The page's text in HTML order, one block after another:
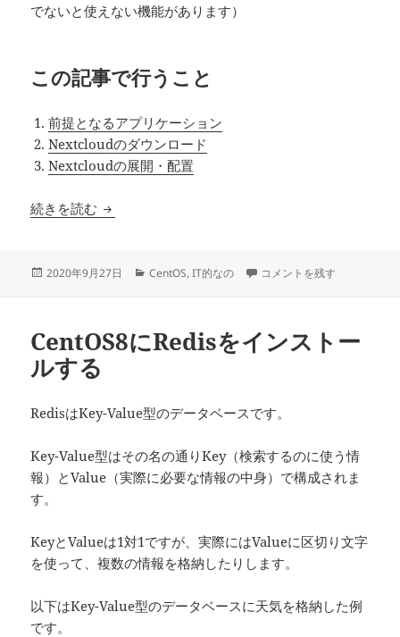
でないと使えない機能があります）
この記事で行うこと
前提となるアプリケーション
Nextcloudのダウンロード
Nextcloudの展開・配置
続きを読む CentOS8にNextcloudをインストールする – 必
投
2020年9月27日
カ
ー
CentOS,IT的なの CentOS8にNextcloudをイ
コメントを残す
CentOS8にRedisをインストー
ルする
RedisはKey-Value型のデータベースです。
Key-Value型はその名の通りKey（検索するのに使う情
報）とValue（実際に必要な情報の中身）で構成されま
す。
KeyとValueは1対1ですが、実際にはValueに区切り文字
を使って、複数の情報を格納したりします。
以下はKey-Value型のデータベースに天気を格納した例
です。